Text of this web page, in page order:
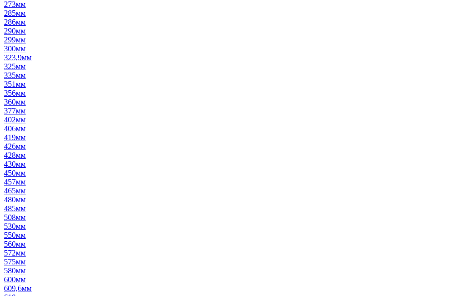
273мм
285мм
286мм
290мм
299мм
300мм
323,9мм
325мм
335мм
351мм
356мм
360мм
377мм
402мм
406мм
419мм
426мм
428мм
430мм
450мм
457мм
465мм
480мм
485мм
508мм
530мм
550мм
560мм
572мм
575мм
580мм
600мм
609,6мм